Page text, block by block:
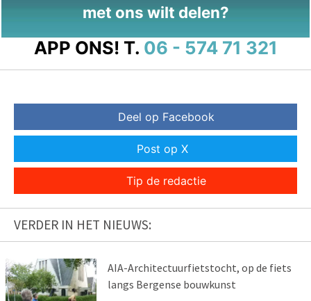
met ons wilt delen?
APP ONS! T. 06 - 574 71 321
Deel op Facebook
Post op X
Tip de redactie
VERDER IN HET NIEUWS:
AIA-Architectuurfietstocht, op de fiets
langs Bergense bouwkunst